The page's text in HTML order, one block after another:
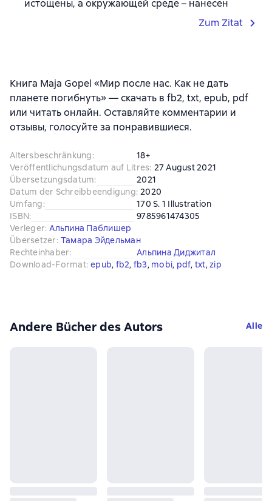
истощены, а окружающей среде – нанесен
Zum Zitat
Книга Maja Gopel «Мир после нас. Как не дать
планете погибнуть» — скачать в fb2, txt, epub, pdf
или читать онлайн. Оставляйте комментарии и
отзывы, голосуйте за понравившиеся.
Altersbeschränkung:
18+
Veröffentlichungsdatum auf Litres: 27 August 2021
Übersetzungsdatum:
2021
Datum der Schreibbeendigung: 2020
Umfang:
170 S. 1 Illustration
ISBN:
9785961474305
Verleger: Альпина Паблишер
Übersetzer: Тамара Эйдельман
Rechteinhaber:
Альпина Диджитал
Download-Format: epub, fb2, fb3, mobi, pdf, txt, zip
Andere Bücher des Autors Alle